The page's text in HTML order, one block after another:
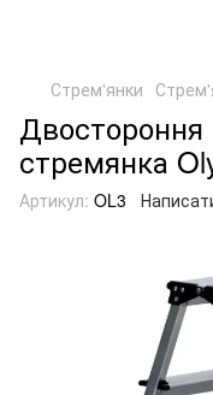
Стрем'янки
Двостороння
стремянка
Артикул: OL3